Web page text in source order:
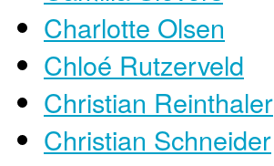
Charlotte Olsen
Chloé Rutzerveld
Christian Reinthaler
Christian Schneider